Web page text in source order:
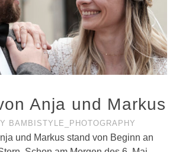
Anja und Markus
BAMBISTYLE_PHOTOGRAPHY
und Markus stand von Beginn an